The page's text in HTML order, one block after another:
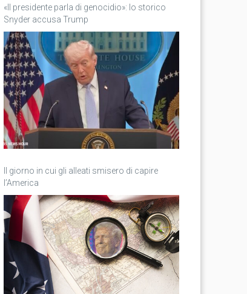
«Il presidente parla di genocidio»: lo storico
Snyder accusa Trump
Il giorno in cui gli alleati smisero di capire
l’America